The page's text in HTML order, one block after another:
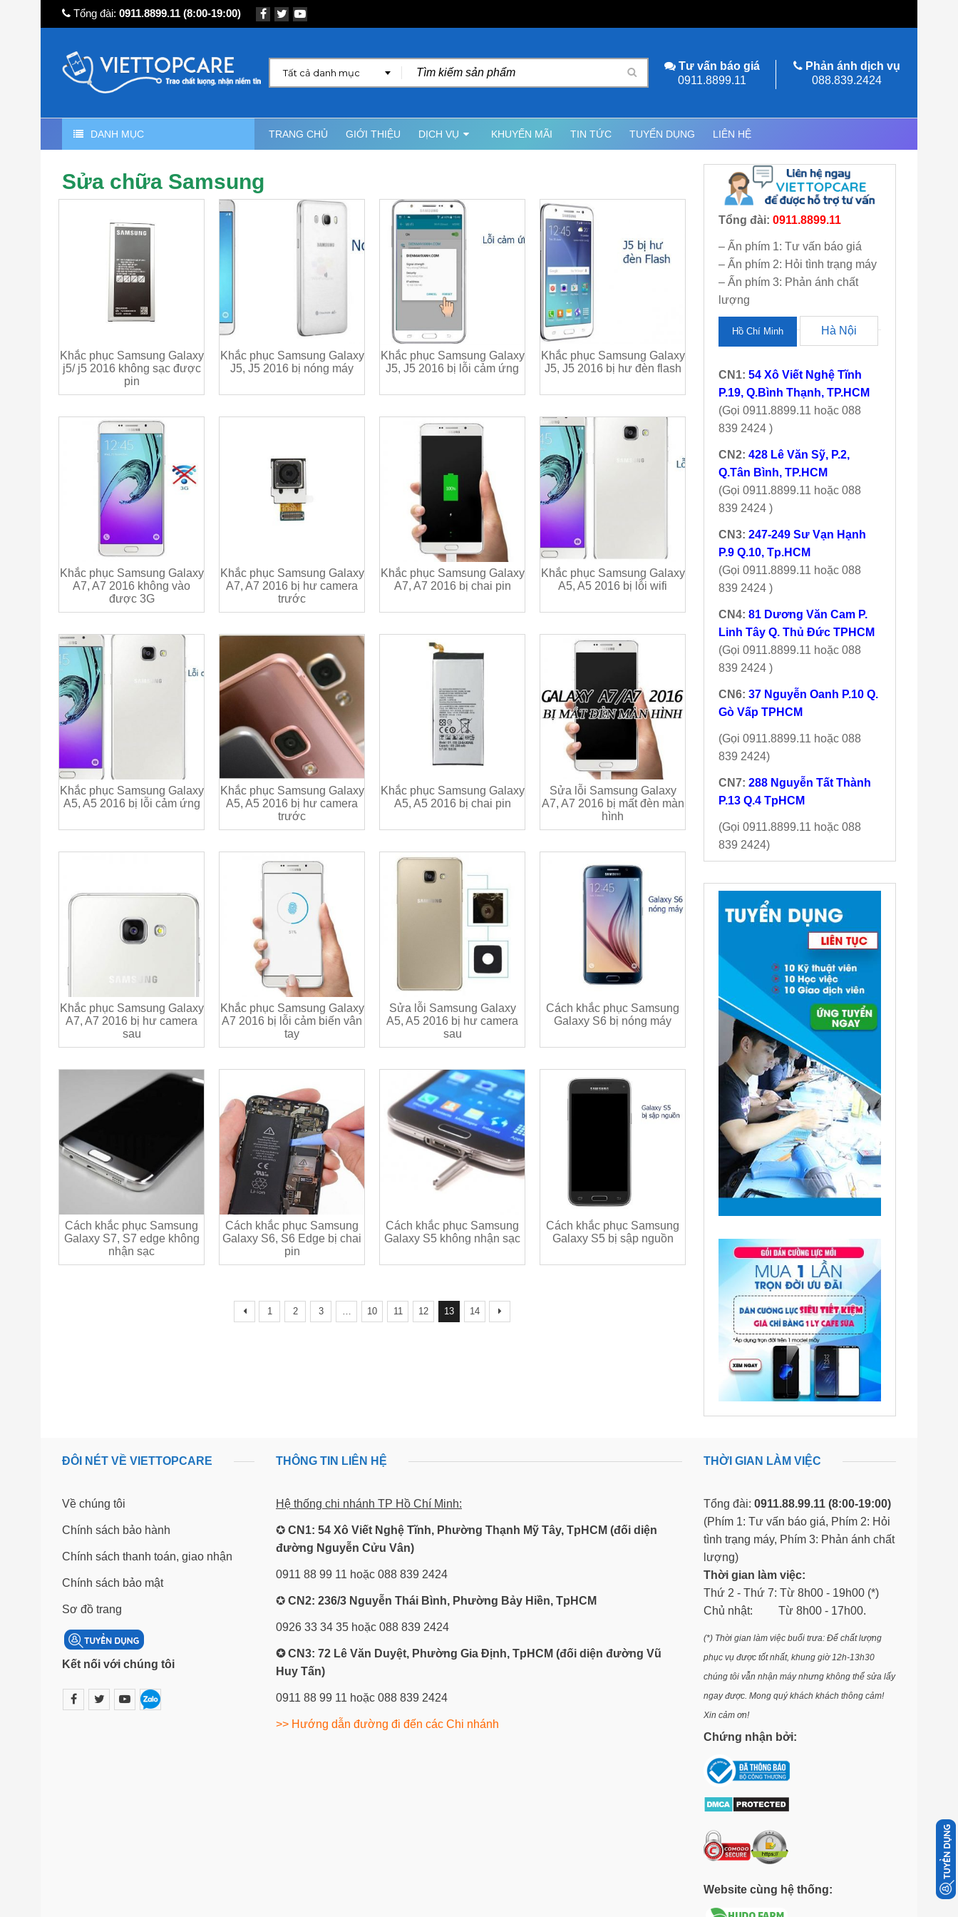
Tổng đài: 0911.8899.11 (8:00-19:00)
Tất cả danh mục
Tư vấn báo giá
0911.8899.11
Phản ánh dịch vụ
088.839.2424
DANH MỤC TRANG CHỦ GIỚI THIỆU DỊCH VỤ KHUYẾN MÃI TIN TỨC TUYỂN DỤNG LIÊN HỆ
Sửa chữa Samsung
Khắc phục Samsung Galaxy
j5/ j5 2016 không sạc được
pin
Khắc phục Samsung Galaxy
J5, J5 2016 bị nóng máy
Khắc phục Samsung Galaxy
J5, J5 2016 bị lỗi cảm ứng
Khắc phục Samsung Galaxy
J5, J5 2016 bị hư đèn flash
Khắc phục Samsung Galaxy
A7, A7 2016 không vào
được 3G
Khắc phục Samsung Galaxy
A7, A7 2016 bị hư camera
trước
Khắc phục Samsung Galaxy
A7, A7 2016 bị chai pin
Khắc phục Samsung Galaxy
A5, A5 2016 bị lỗi wifi
Khắc phục Samsung Galaxy
A5, A5 2016 bị lỗi cảm ứng
Khắc phục Samsung Galaxy
A5, A5 2016 bị hư camera
trước
Khắc phục Samsung Galaxy
A5, A5 2016 bị chai pin
Sửa lỗi Samsung Galaxy
A7, A7 2016 bị mất đèn màn
hình
Khắc phục Samsung Galaxy
A7, A7 2016 bị hư camera
sau
Khắc phục Samsung Galaxy
A7 2016 bị lỗi cảm biến vân
tay
Sửa lỗi Samsung Galaxy
A5, A5 2016 bị hư camera
sau
Cách khắc phục Samsung
Galaxy S6 bị nóng máy
Cách khắc phục Samsung
Galaxy S7, S7 edge không
nhận sạc
Cách khắc phục Samsung
Galaxy S6, S6 Edge bị chai
pin
Cách khắc phục Samsung
Galaxy S5 không nhận sạc
Cách khắc phục Samsung
Galaxy S5 bị sập nguồn
1 2 3 … 10 11 12 13 14
Tổng đài: 0911.8899.11
– Ấn phím 1: Tư vấn báo giá
– Ấn phím 2: Hỏi tình trạng máy
– Ấn phím 3: Phản ánh chất
lượng
Hồ Chí Minh Hà Nội
CN1: 54 Xô Viết Nghệ Tĩnh
P.19, Q.Bình Thạnh, TP.HCM
(Gọi 0911.8899.11 hoặc 088
839 2424 )
CN2: 428 Lê Văn Sỹ, P.2,
Q.Tân Bình, TP.HCM
(Gọi 0911.8899.11 hoặc 088
839 2424 )
CN3: 247-249 Sư Vạn Hạnh
P.9 Q.10, Tp.HCM
(Gọi 0911.8899.11 hoặc 088
839 2424 )
CN4: 81 Dương Văn Cam P.
Linh Tây Q. Thủ Đức TPHCM
(Gọi 0911.8899.11 hoặc 088
839 2424 )
CN6: 37 Nguyễn Oanh P.10 Q.
Gò Vấp TPHCM
(Gọi 0911.8899.11 hoặc 088
839 2424)
CN7: 288 Nguyễn Tất Thành
P.13 Q.4 TpHCM
(Gọi 0911.8899.11 hoặc 088
839 2424)
ĐÔI NÉT VỀ VIETTOPCARE
Về chúng tôi
Chính sách bảo hành
Chính sách thanh toán, giao nhận
Chính sách bảo mật
Sơ đồ trang
Kết nối với chúng tôi
THÔNG TIN LIÊN HỆ
Hệ thống chi nhánh TP Hồ Chí Minh:
✪ CN1: 54 Xô Viết Nghệ Tĩnh, Phường Thạnh Mỹ Tây, TpHCM (đối diện
đường Nguyễn Cửu Vân)
0911 88 99 11 hoặc 088 839 2424
✪ CN2: 236/3 Nguyễn Thái Bình, Phường Bảy Hiền, TpHCM
0926 33 34 35 hoặc 088 839 2424
✪ CN3: 72 Lê Văn Duyệt, Phường Gia Định, TpHCM (đối diện đường Vũ
Huy Tấn)
0911 88 99 11 hoặc 088 839 2424
>> Hướng dẫn đường đi đến các Chi nhánh
THỜI GIAN LÀM VIỆC
Tổng đài: 0911.88.99.11 (8:00-19:00)
(Phím 1: Tư vấn báo giá, Phím 2: Hỏi
tình trạng máy, Phím 3: Phản ánh chất
lượng)
Thời gian làm việc:
Thứ 2 - Thứ 7: Từ 8h00 - 19h00 (*)
Chủ nhật: Từ 8h00 - 17h00.
(*) Thời gian làm việc buổi trưa: Để chất lượng
phục vụ được tốt nhất, khung giờ 12h-13h30
chúng tôi vẫn nhận máy nhưng không thể sửa lấy
ngay được. Mong quý khách khách thông cảm!
Xin cảm ơn!
Chứng nhận bởi:
Website cùng hệ thống: